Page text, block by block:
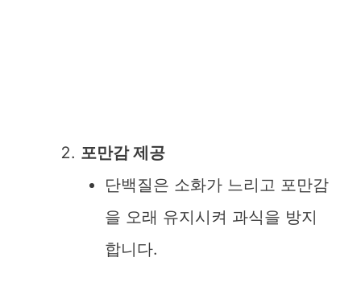
포만감 제공
단백질은 소화가 느리고 포만감
을 오래 유지시켜 과식을 방지
합니다.